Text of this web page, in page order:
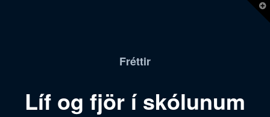
Fréttir
Líf og fjör í skólunum